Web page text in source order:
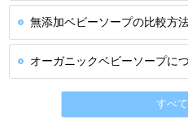
無添加ベビーソープの比較方
オーガニックベビーソープに
すべ